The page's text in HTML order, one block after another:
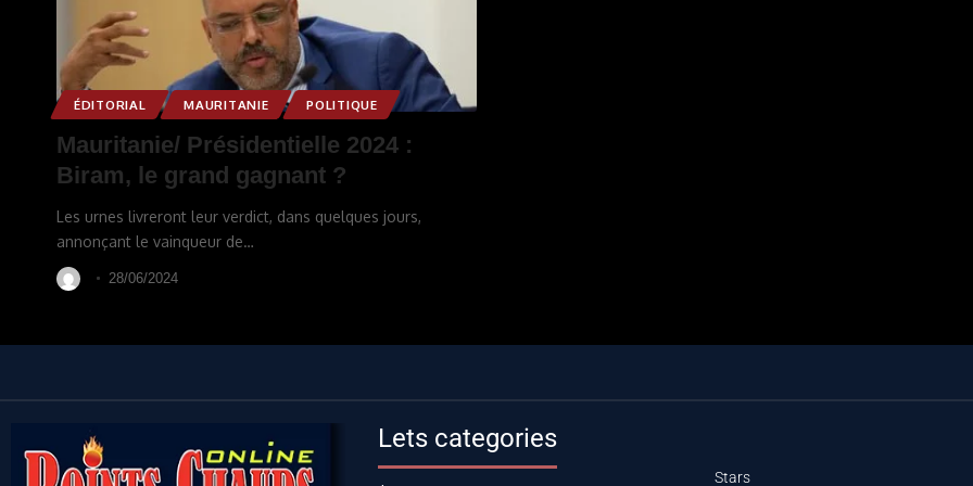
ÉDITORIAL MAURITANIE POLITIQUE
Mauritanie/ Présidentielle 2024 :
Biram, le grand gagnant ?
Les urnes livreront leur verdict, dans quelques jours,
annonçant le vainqueur de…
28/06/2024
Lets categories
Stars